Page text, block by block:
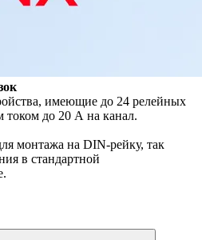
имеющие до 24 релейных
до 20 А на канал.
монтажа на DIN-рейку, так
в стандартной